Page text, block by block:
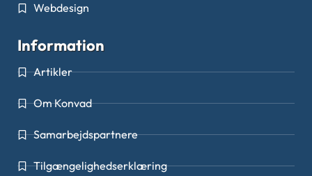
Webdesign
Information
Artikler
Om Konvad
Samarbejdspartnere
Tilgængelighedserklæring